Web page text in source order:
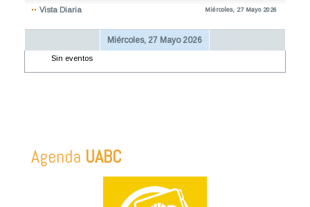
Vista Diaria Miércoles, 27 Mayo 2026
Miércoles, 27 Mayo 2026
Sin eventos
Agenda UABC